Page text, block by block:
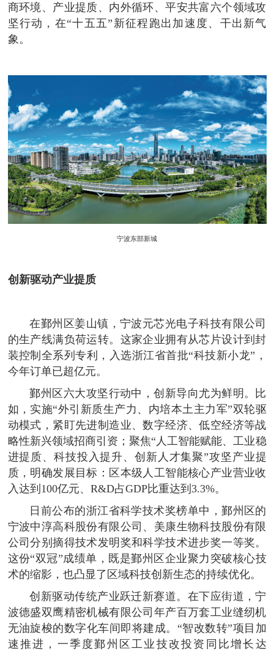
商环境、产业提质、内外循环、平安共富六个领域攻
坚行动，在“十五五”新征程跑出加速度、干出新气
象。
宁波东部新城
创新驱动产业提质
在鄞州区姜山镇，宁波元芯光电子科技有限公司
的生产线满负荷运转。这家企业拥有从芯片设计到封
装控制全系列专利，入选浙江省首批“科技新小龙”，
今年订单已超亿元。
鄞州区六大攻坚行动中，创新导向尤为鲜明。比
如，实施“外引新质生产力、内培本土主力军”双轮驱
动模式，紧盯先进制造业、数字经济、低空经济等战
略性新兴领域招商引资；聚焦“人工智能赋能、工业稳
进提质、科技投入提升、创新人才集聚”攻坚产业提
质，明确发展目标：区本级人工智能核心产业营业收
入达到100亿元、R&D占GDP比重达到3.3%。
日前公布的浙江省科学技术奖榜单中，鄞州区的
宁波中淳高科股份有限公司、美康生物科技股份有限
公司分别摘得技术发明奖和科学技术进步奖一等奖。
这份“双冠”成绩单，既是鄞州区企业聚力突破核心技
术的缩影，也凸显了区域科技创新生态的持续优化。
创新驱动传统产业跃迁新赛道。在下应街道，宁
波德盛双鹰精密机械有限公司年产百万套工业缝纫机
无油旋梭的数字化车间即将建成。“智改数转”项目加
速推进，一季度鄞州区工业技改投资同比增长达